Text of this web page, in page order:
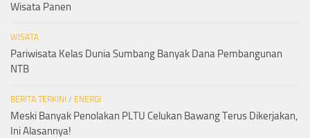
Wisata Panen
WISATA
Pariwisata Kelas Dunia Sumbang Banyak Dana Pembangunan
NTB
BERITA TERKINI / ENERGI
Meski Banyak Penolakan PLTU Celukan Bawang Terus Dikerjakan,
Ini Alasannya!